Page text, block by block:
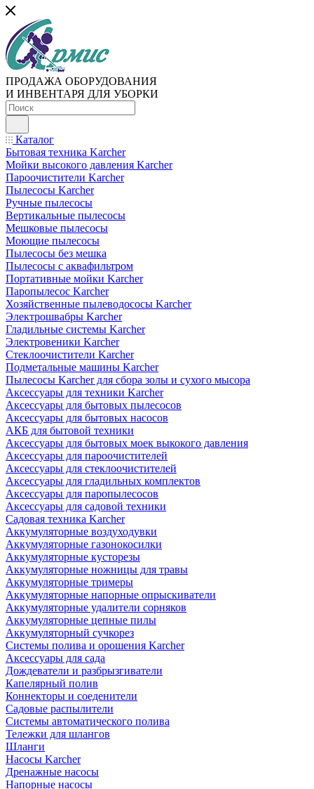
ПРОДАЖА ОБОРУДОВАНИЯ
И ИНВЕНТАРЯ ДЛЯ УБОРКИ
Каталог
Бытовая техника Karcher
Мойки высокого давления Karcher
Пароочистители Karcher
Пылесосы Karcher
Ручные пылесосы
Вертикальные пылесосы
Мешковые пылесосы
Моющие пылесосы
Пылесосы без мешка
Пылесосы с аквафильтром
Портативные мойки Karcher
Паропылесос Karcher
Хозяйственные пылеводососы Karcher
Электрошвабры Karcher
Гладильные системы Karcher
Электровеники Karcher
Стеклоочистители Karcher
Подметальные машины Karcher
Пылесосы Karcher для сбора золы и сухого мысора
Аксессуары для техники Karcher
Аксессуары для бытовых пылесосов
Аксессуары для бытовых насосов
АКБ для бытовой техники
Аксессуары для бытовых моек выкокого давления
Аксессуары для пароочистителей
Аксессуары для стеклоочистителей
Аксессуары для гладильных комплектов
Аксессуары для паропылесосов
Аксессуары для садовой техники
Садовая техника Karcher
Аккумуляторные воздуходувки
Аккумуляторные газонокосилки
Аккумуляторные кусторезы
Аккумуляторные ножницы для травы
Аккумуляторные тримеры
Аккумуляторные напорные опрыскиватели
Аккумуляторные удалители сорняков
Аккумуляторные цепные пилы
Аккумуляторный сучкорез
Системы полива и орошения Karcher
Аксессуары для сада
Дождеватели и разбрызгиватели
Капелярный полив
Коннекторы и соеденители
Садовые распылители
Системы автоматического полива
Тележки для шлангов
Шланги
Насосы Karcher
Дренажные насосы
Напорные насосы